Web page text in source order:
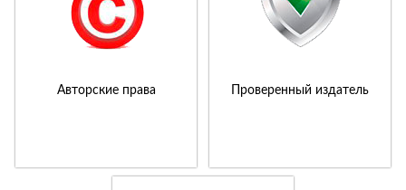
Авторские права Проверенный издатель